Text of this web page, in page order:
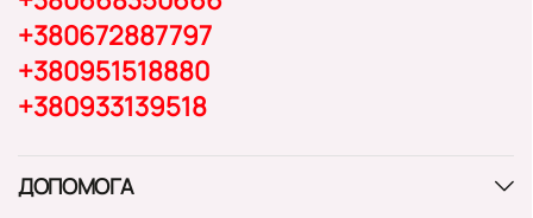
+380672887797
+380951518880
+380933139518
ДОПОМОГА